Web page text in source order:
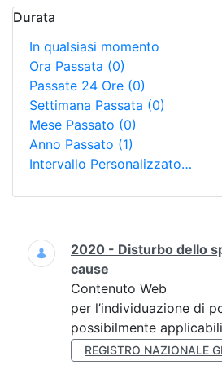
Durata
In qualsiasi momento
Ora Passata (0)
Passate 24 Ore (0)
Settimana Passata (0)
Mese Passato (0)
Anno Passato (1)
Intervallo Personalizzato…
Ricerca
2020 - Disturbo dello
cause
Contenuto Web
per l’individuazione di
possibilmente
REGISTRO NAZIONALE